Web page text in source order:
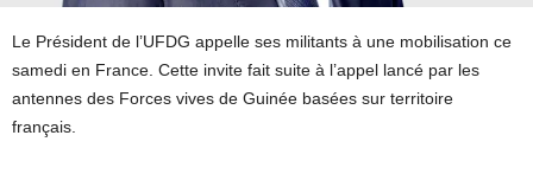
Le Président de l’UFDG appelle ses militants à une mobilisation ce
samedi en France. Cette invite fait suite à l’appel lancé par les
antennes des Forces vives de Guinée basées sur territoire
français.